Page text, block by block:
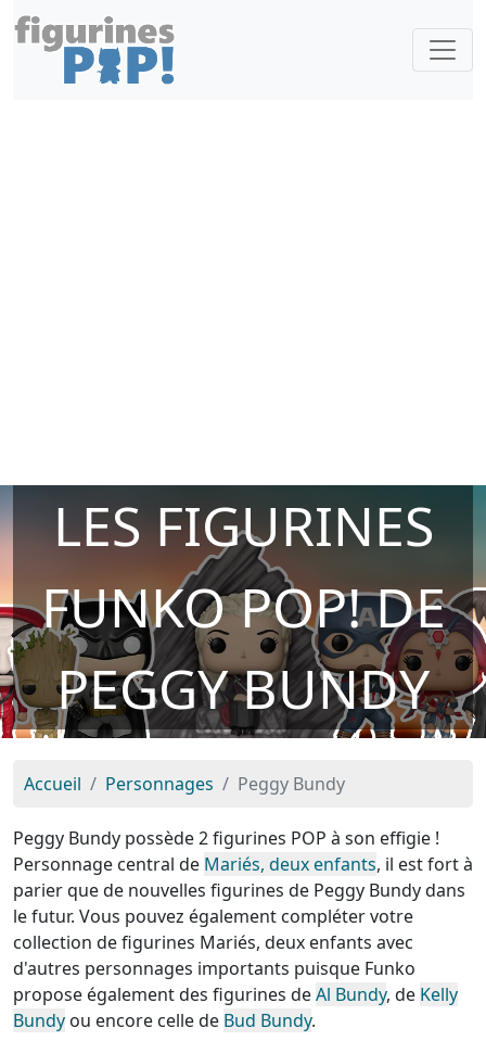
LES FIGURINES
FUNKO POP! DE
PEGGY BUNDY
Accueil Personnages Peggy Bundy
Peggy Bundy possède 2 figurines POP à son effigie !
Personnage central de Mariés, deux enfants, il est fort à
parier que de nouvelles figurines de Peggy Bundy dans
le futur. Vous pouvez également compléter votre
collection de figurines Mariés, deux enfants avec
d'autres personnages importants puisque Funko
propose également des figurines deAl Bundy, de Kelly
Bundy ou encore celle de Bud Bundy.